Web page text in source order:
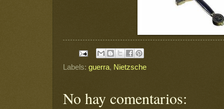
Labels: guerra, Nietzsche
No hay comentarios: